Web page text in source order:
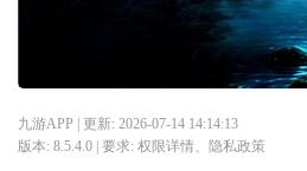
九游APP | 更新: 2026-07-14 14:14:13
版本: 8.5.4.0| 要求: 权限详情、 隐私政策